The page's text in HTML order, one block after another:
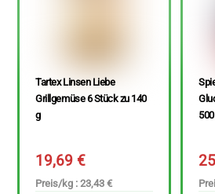
Tartex Linsen Liebe
Grillgemüse 6 Stück zu 140
g
19,69€
Preis/kg : 23,43 €